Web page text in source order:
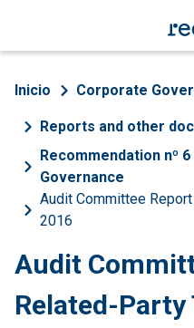
Inicio Corporate
Reports and other
Recommendation nº
Governance
Audit Committee
2016
Audit
Related-